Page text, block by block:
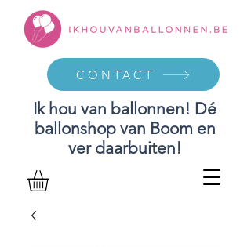
Ik hou van ballonnen! Dé
ballonshop van Boom en
ver daarbuiten!
CONTACT